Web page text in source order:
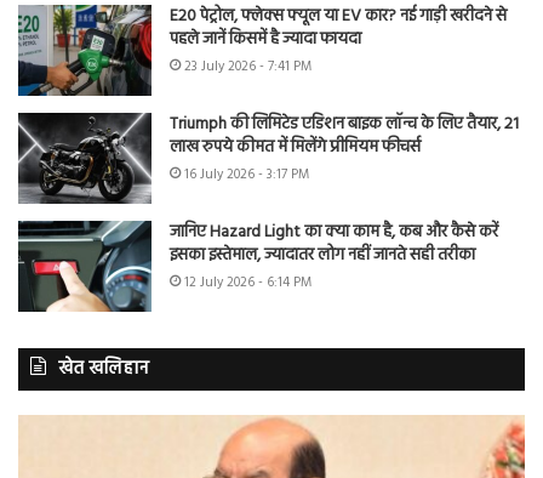
E20 पेट्रोल, फ्लेक्स फ्यूल या EV कार? नई गाड़ी खरीदने से
पहले जानें किसमें है ज्यादा फायदा
23 July 2026 - 7:41 PM
Triumph की लिमिटेड एडिशन बाइक लॉन्च के लिए तैयार, 21
लाख रुपये कीमत में मिलेंगे प्रीमियम फीचर्स
16 July 2026 - 3:17 PM
जानिए Hazard Light का क्या काम है, कब और कैसे करें
इसका इस्तेमाल, ज्यादातर लोग नहीं जानते सही तरीका
12 July 2026 - 6:14 PM
खेत खलिहान